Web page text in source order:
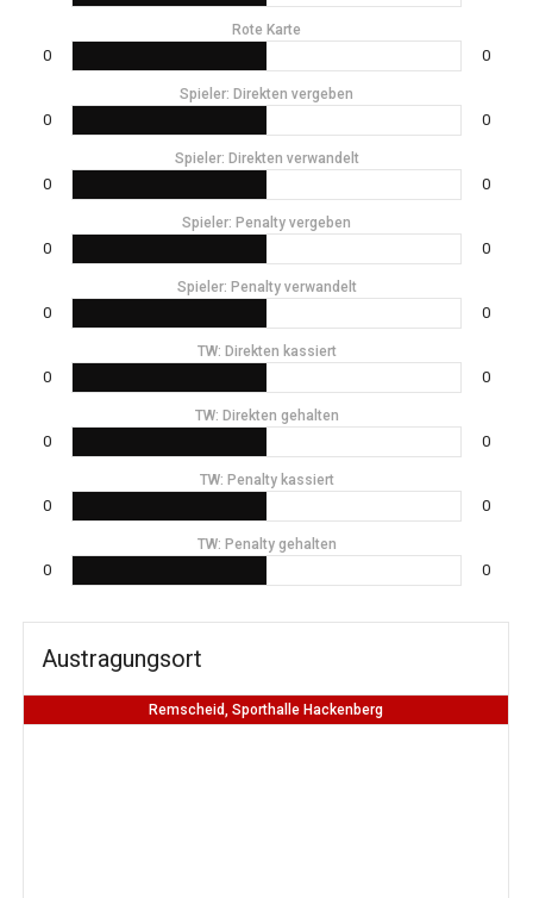
Rote Karte
0 0
Spieler: Direkten vergeben
0 0
Spieler: Direkten verwandelt
0 0
Spieler: Penalty vergeben
0 0
Spieler: Penalty verwandelt
0 0
TW: Direkten kassiert
0 0
TW: Direkten gehalten
0 0
TW: Penalty kassiert
0 0
TW: Penalty gehalten
0 0
Austragungsort
Remscheid, Sporthalle Hackenberg